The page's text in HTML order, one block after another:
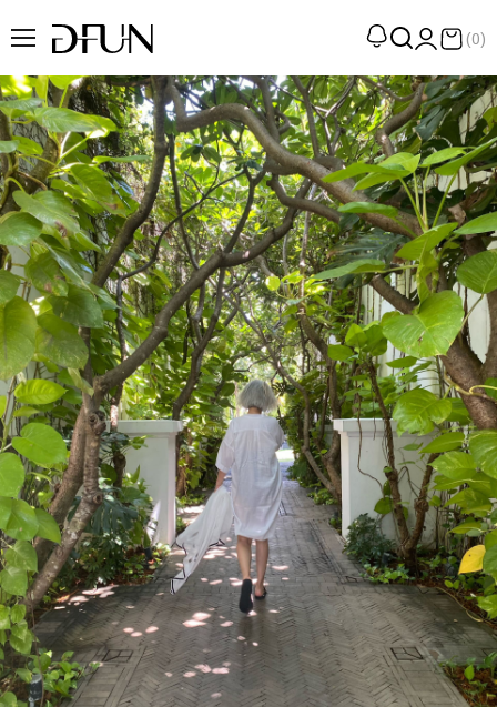
劃
點
察
案
場
訪
展
選品
們 About DFUN
程 Milestones
目 Services
藏 Cover Archives
團 Square Rich
(0)